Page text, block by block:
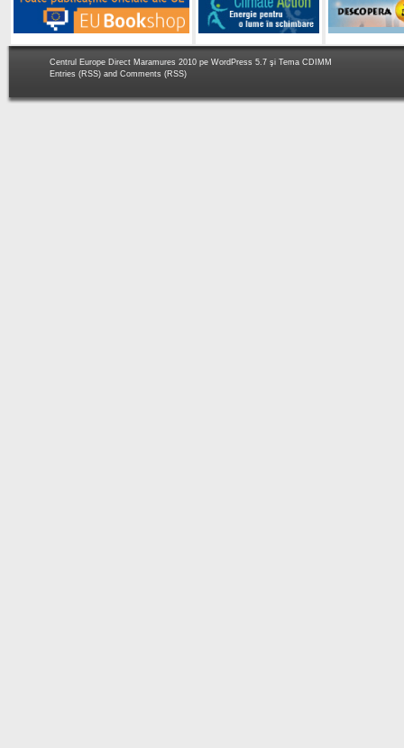
Centrul Europe Direct Maramures 2010 pe WordPress 5.7 şi Tema CDIMM
Entries (RSS) and Comments (RSS)